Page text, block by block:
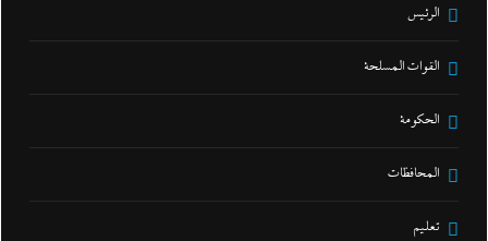
الرئيس
القوات المسلحة
الحكومة
المحافظات
تعليم